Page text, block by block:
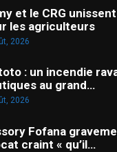
et le CRG
les agriculteurs
2026
: un incendie
au grand…
2026
Fofana
craint « qu’il…